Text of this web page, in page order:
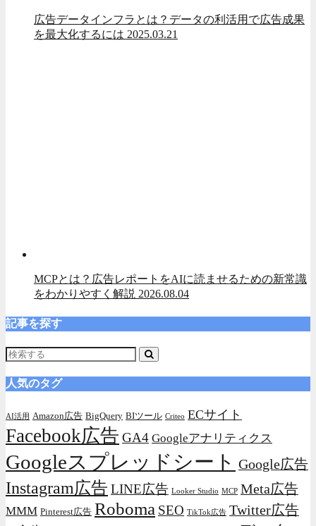
広告データインフラとは？データの利活用で広告成果
を最大化するには 2025.03.21
MCPとは？広告レポートをAIに読ませるための新常識
をわかりやすく解説 2026.08.04
記事を探す
人気のタグ
AI活用 Amazon広告 BigQuery BIツール Criteo ECサイト
Facebook広告 GA4 Googleアナリティクス
Googleスプレッドシート Google広告
Instagram広告 LINE広告 Looker Studio MCP Meta広告
MMM Pinterest広告 Roboma SEO TikTok広告 Twitter広告